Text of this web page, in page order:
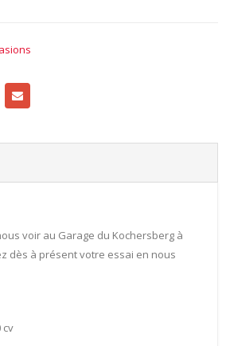
voir au Garage du Kochersberg à
dès à présent votre essai en nous
cv